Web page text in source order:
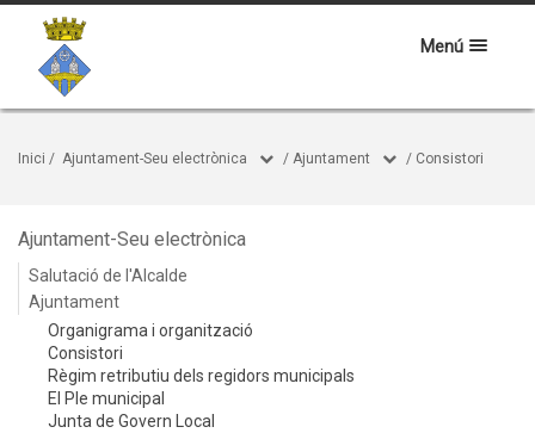
Menú
Inici / Ajuntament-Seu electrònica / Ajuntament / Consistori
Ajuntament-Seu electrònica
Salutació de l'Alcalde
Ajuntament
Organigrama i organització
Consistori
Règim retributiu dels regidors municipals
El Ple municipal
Junta de Govern Local